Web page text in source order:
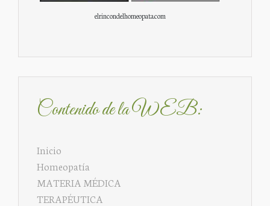
elrincondelhomeopata.com
Contenido de la WEB:
Inicio
Homeopatía
MATERIA MÉDICA
TERAPÉUTICA